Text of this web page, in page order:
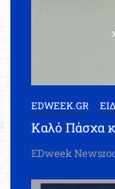
EDWEEK.GR
Καλό Πάσχα
EDweek